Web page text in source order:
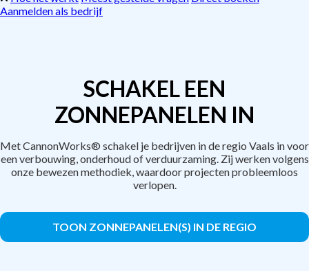
Aanmelden als bedrijf
SCHAKEL EEN
ZONNEPANELEN IN
Met CannonWorks® schakel je bedrijven in de regio Vaals in voor
een verbouwing, onderhoud of verduurzaming. Zij werken volgens
onze bewezen methodiek, waardoor projecten probleemloos
verlopen.
TOON ZONNEPANELEN(S) IN DE REGIO